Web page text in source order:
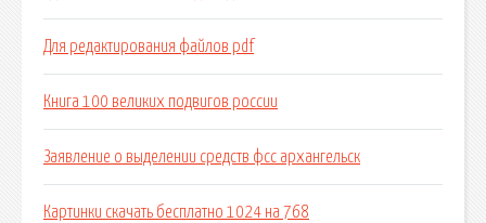
Для редактирования файлов pdf
Книга 100 великих подвигов россии
Заявление о выделении средств фсс архангельск
Картинки скачать бесплатно 1024 на 768